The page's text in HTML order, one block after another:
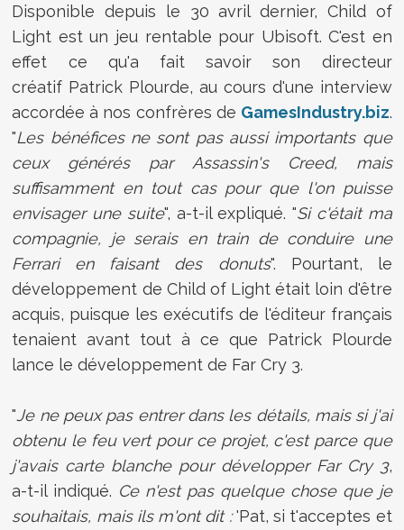
Disponible depuis le 30 avril dernier, Child of
Light est un jeu rentable pour Ubisoft. C'est en
effet ce qu'a fait savoir son directeur
créatif Patrick Plourde, au cours d'une interview
accordée à nos confrères de GamesIndustry.biz.
"Les bénéfices ne sont pas aussi importants que
ceux générés par Assassin's Creed, mais
suffisamment en tout cas pour que l'on puisse
envisager une suite", a-t-il expliqué. "Si c'était ma
compagnie, je serais en train de conduire une
Ferrari en faisant des donuts". Pourtant, le
développement de Child of Light était loin d'être
acquis, puisque les exécutifs de l'éditeur français
tenaient avant tout à ce que Patrick Plourde
lance le développement de Far Cry 3.
"Je ne peux pas entrer dans les détails, mais si j'ai
obtenu le feu vert pour ce projet, c'est parce que
j'avais carte blanche pour développer Far Cry 3,
a-t-il indiqué. Ce n'est pas quelque chose que je
souhaitais, mais ils m'ont dit :'Pat, si t'acceptes et